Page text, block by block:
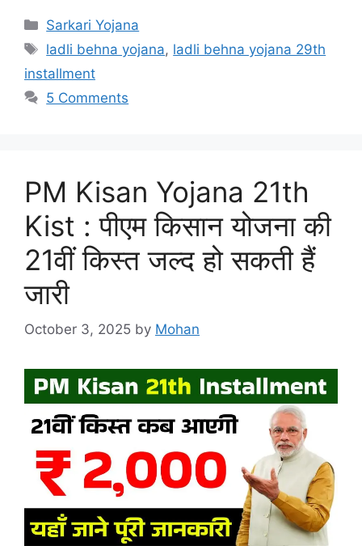
Categories
Sarkari Yojana
Tags
ladli behna yojana, ladli behna yojana 29th
installment
5 Comments
PM Kisan Yojana 21th
Kist : पीएम किसान योजना की
21वीं किस्त जल्द हो सकती हैं
जारी
October 3, 2025 by Mohan